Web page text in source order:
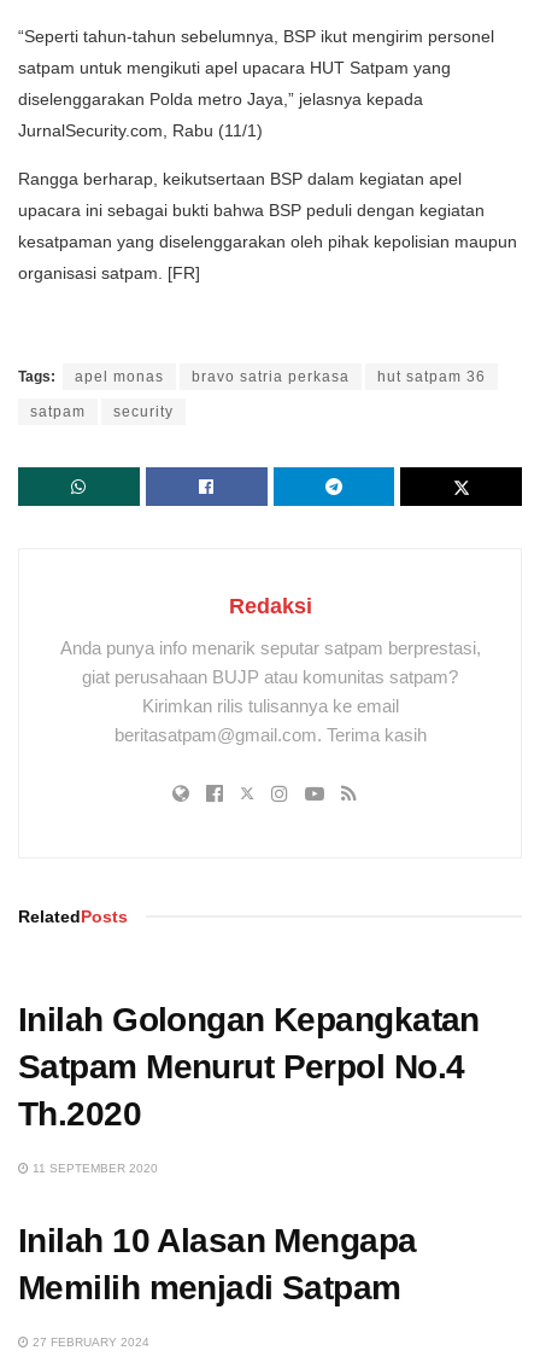
“Seperti tahun-tahun sebelumnya, BSP ikut mengirim personel
satpam untuk mengikuti apel upacara HUT Satpam yang
diselenggarakan Polda metro Jaya,” jelasnya kepada
JurnalSecurity.com, Rabu (11/1)
Rangga berharap, keikutsertaan BSP dalam kegiatan apel
upacara ini sebagai bukti bahwa BSP peduli dengan kegiatan
kesatpaman yang diselenggarakan oleh pihak kepolisian maupun
organisasi satpam. [FR]
Tags: apel monas bravo satria perkasa hut satpam 36
satpam security
Redaksi
Anda punya info menarik seputar satpam berprestasi,
giat perusahaan BUJP atau komunitas satpam?
Kirimkan rilis tulisannya ke email
beritasatpam@gmail.com. Terima kasih
RelatedPosts
Inilah Golongan Kepangkatan
Satpam Menurut Perpol No.4
Th.2020
11 SEPTEMBER 2020
Inilah 10 Alasan Mengapa
Memilih menjadi Satpam
27 FEBRUARY 2024